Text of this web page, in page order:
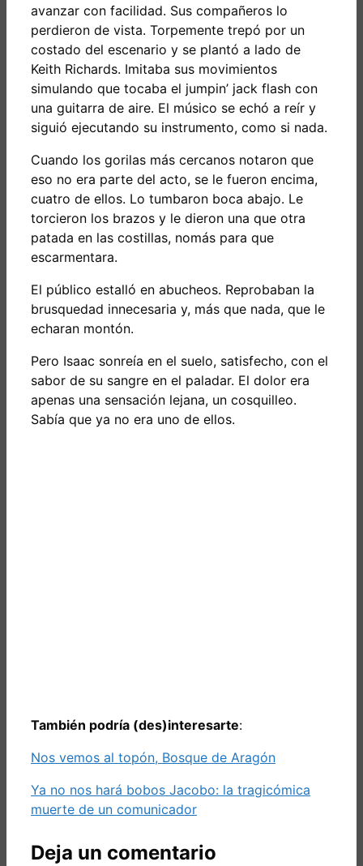
avanzar con facilidad. Sus compañeros lo
perdieron de vista. Torpemente trepó por un
costado del escenario y se plantó a lado de
Keith Richards. Imitaba sus movimientos
simulando que tocaba el jumpin’ jack flash con
una guitarra de aire. El músico se echó a reír y
siguió ejecutando su instrumento, como si nada.
Cuando los gorilas más cercanos notaron que
eso no era parte del acto, se le fueron encima,
cuatro de ellos. Lo tumbaron boca abajo. Le
torcieron los brazos y le dieron una que otra
patada en las costillas, nomás para que
escarmentara.
El público estalló en abucheos. Reprobaban la
brusquedad innecesaria y, más que nada, que le
echaran montón.
Pero Isaac sonreía en el suelo, satisfecho, con el
sabor de su sangre en el paladar. El dolor era
apenas una sensación lejana, un cosquilleo.
Sabía que ya no era uno de ellos.
También podría (des)interesarte:
Nos vemos al topón, Bosque de Aragón
Ya no nos hará bobos Jacobo: la tragicómica
muerte de un comunicador
Deja un comentario